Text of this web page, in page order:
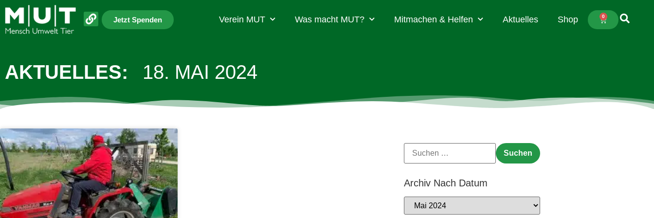
Jetzt Spenden Verein MUT Was macht MUT? Mitmachen & Helfen Aktuelles Shop 0
AKTUELLES: 18. MAI 2024
Archiv Nach Datum